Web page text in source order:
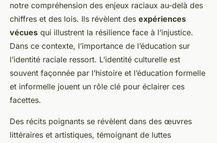
notre compréhension des enjeux raciaux au-delà des
chiffres et des lois. Ils révèlent des expériences
vécues qui illustrent la résilience face à l’injustice.
Dans ce contexte, l’importance de l’éducation sur
l’identité raciale ressort. L’identité culturelle est
souvent façonnée par l’histoire et l’éducation formelle
et informelle jouent un rôle clé pour éclairer ces
facettes.
Des récits poignants se révèlent dans des œuvres
littéraires et artistiques, témoignant de luttes